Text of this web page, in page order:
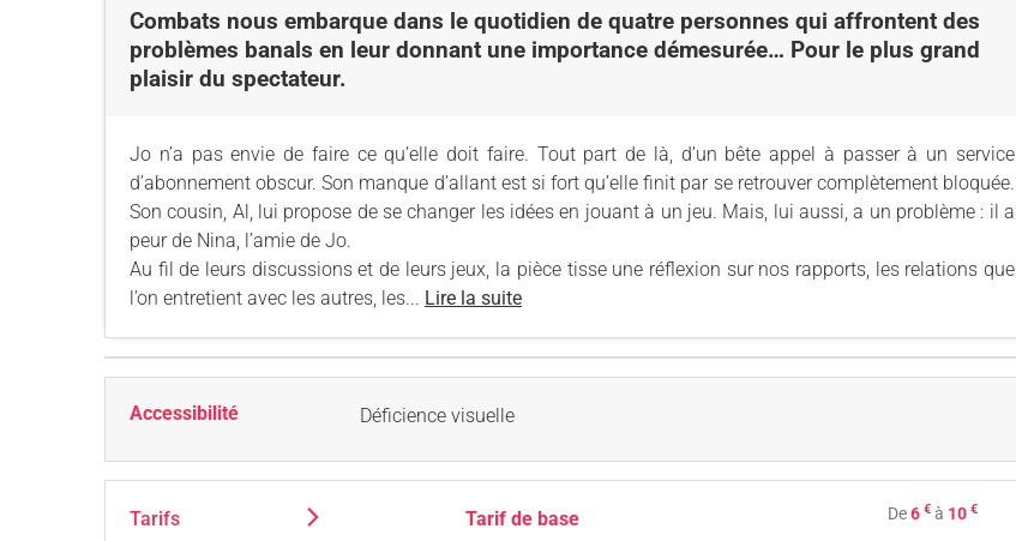
Combats nous embarque dans le quotidien de quatre personnes qui affrontent des
problèmes banals en leur donnant une importance démesurée… Pour le plus grand
plaisir du spectateur.
Jo n’a pas envie de faire ce qu’elle doit faire. Tout part de là, d’un bête appel à passer à un service
d’abonnement obscur. Son manque d’allant est si fort qu’elle finit par se retrouver complètement bloquée.
Son cousin, Al, lui propose de se changer les idées en jouant à un jeu. Mais, lui aussi, a un problème : il a
peur de Nina, l’amie de Jo.
Au fil de leurs discussions et de leurs jeux, la pièce tisse une réflexion sur nos rapports, les relations que
l’on entretient avec les autres, les... Lire la suite
Accessibilité Déficience visuelle
Tarifs Tarif de base De6 € à 10 €